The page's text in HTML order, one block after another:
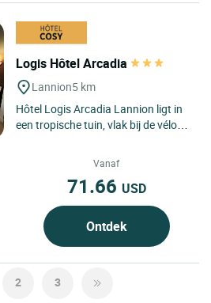
Logis Hôtel Arcadia
Lannion5 km
Hôtel Logis Arcadia Lannion ligt in
een tropische tuin, vlak bij de vélo
Vanaf
71.66 USD
Ontdek
2 3